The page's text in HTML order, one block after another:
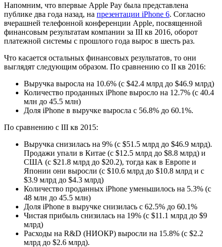
Напомним, что впервые Apple Pay была представлена
публике два года назад, на презентации iPhone 6. Согласно
вчерашней телефонной конференции Apple, посвященной
финансовым результатам компании за III кв 2016, оборот
платежной системы с прошлого года вырос в шесть раз.
Что касается остальных финансовых результатов, то они
выглядят следующим образом. По сравнению со II кв 2016:
Выручка выросла на 10.6% (с $42.4 млрд до $46.9 млрд)
Количество проданных iPhone выросло на 12.7% (с 40.4
млн до 45.5 млн)
Доля iPhone в выручке выросла с 56.8% до 60.1%.
По сравнению с III кв 2015:
Выручка снизилась на 9% (с $51.5 млрд до $46.9 млрд).
Продажи упали в Китае (с $12.5 млрд до $8.8 млрд) и
США (с $21.8 млрд до $20.2), тогда как в Европе и
Японии они выросли (с $10.6 млрд до $10.8 млрд и с
$3.9 млрд до $4.3 млрд)
Количество проданных iPhone уменьшилось на 5.3% (с
48 млн до 45.5 млн)
Доля iPhone в выручке снизилась с 62.5% до 60.1%
Чистая прибыль снизилась на 19% (с $11.1 млрд до $9
млрд)
Расходы на R&D (НИОКР) выросли на 15.8% (с $2.2
млрд до $2.6 млрд).